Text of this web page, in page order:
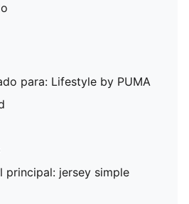
para: Lifestyle by PUMA
principal: jersey simple